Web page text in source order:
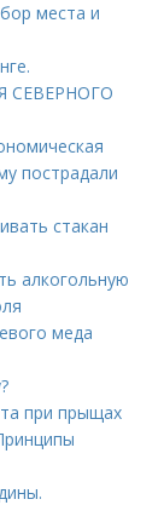
места и
CЕВЕРНОГО
пострадали
стакан
алкогольную
меда
при прыщах